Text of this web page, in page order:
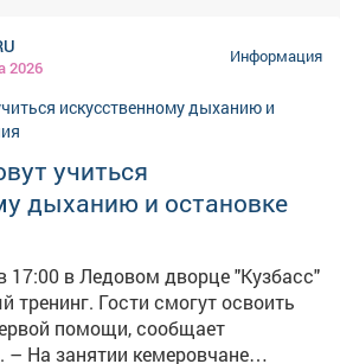
Полный список точек
найти на карте заглубленных и
hEGfq
2026
Информация
учиться
дыханию и остановке
17:00 в Ледовом дворце "Кузбасс"
тренинг. Гости смогут освоить
помощи, сообщает